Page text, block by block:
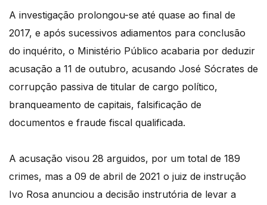
A investigação prolongou-se até quase ao final de
2017, e após sucessivos adiamentos para conclusão
do inquérito, o Ministério Público acabaria por deduzir
acusação a 11 de outubro, acusando José Sócrates de
corrupção passiva de titular de cargo político,
branqueamento de capitais, falsificação de
documentos e fraude fiscal qualificada.
A acusação visou 28 arguidos, por um total de 189
crimes, mas a 09 de abril de 2021 o juiz de instrução
Ivo Rosa anunciou a decisão instrutória de levar a